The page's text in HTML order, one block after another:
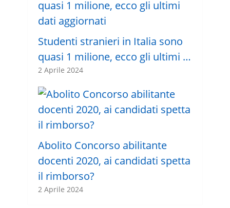
Studenti stranieri in Italia sono
quasi 1 milione, ecco gli ultimi …
2 Aprile 2024
Abolito Concorso abilitante
docenti 2020, ai candidati spetta
il rimborso?
2 Aprile 2024